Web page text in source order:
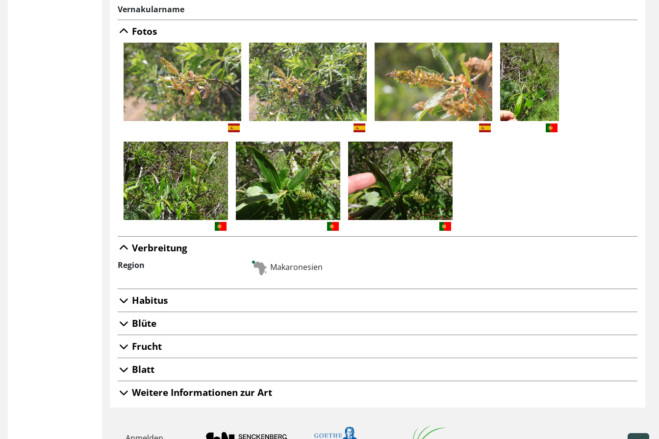
Vernakularname
Fotos
Verbreitung
Region Makaronesien
Habitus
Blüte
Frucht
Blatt
Weitere Informationen zur Art